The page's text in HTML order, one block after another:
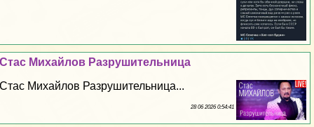
Стас Михайлов Разрушительница
Стас Михайлов Разрушительница...
28 06 2026 0:54:41